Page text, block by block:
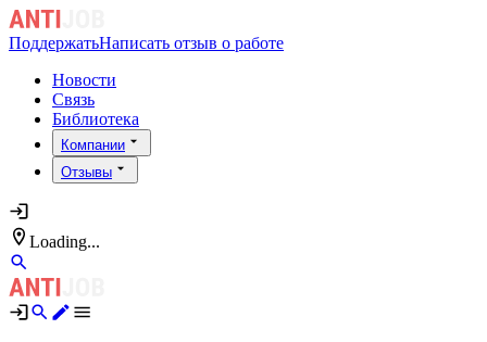
ПоддержатьНаписать отзыв о работе
Новости
Связь
Библиотека
Компании
Отзывы
Loading...